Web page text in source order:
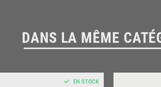
DANS LA MÊME
EN STOCK